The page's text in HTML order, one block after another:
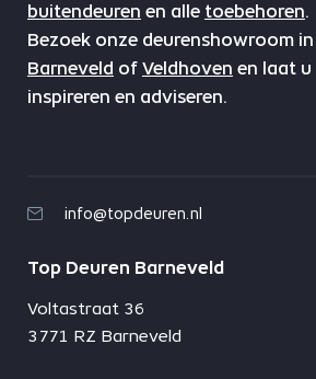
buitendeuren en alle toebehoren.
Bezoek onze deurenshowroom in
Barneveld of Veldhoven en laat u
inspireren en adviseren.
info@topdeuren.nl
Top Deuren Barneveld
Voltastraat 36
3771 RZ Barneveld